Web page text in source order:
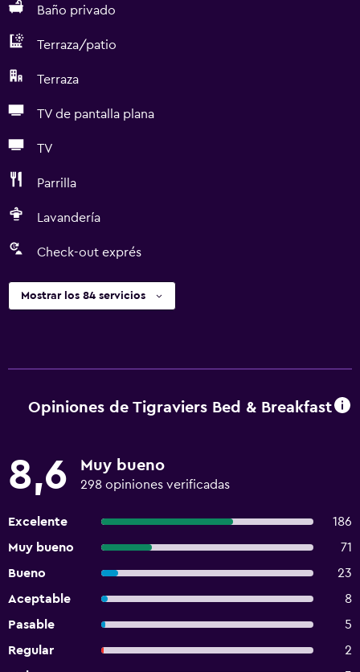
Baño privado
Terraza/patio
Terraza
TV de pantalla plana
TV
Parrilla
Lavandería
Check-out exprés
Mostrar los 84 servicios
Opiniones de Tigraviers Bed & Breakfast
8,6 Muy bueno
298 opiniones verificadas
Excelente
186
Muy bueno
71
Bueno
23
Aceptable
8
Pasable
5
Regular
2